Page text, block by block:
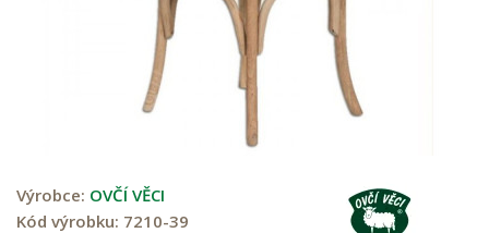
Výrobce: OVČÍ VĚCI
Kód výrobku: 7210-39